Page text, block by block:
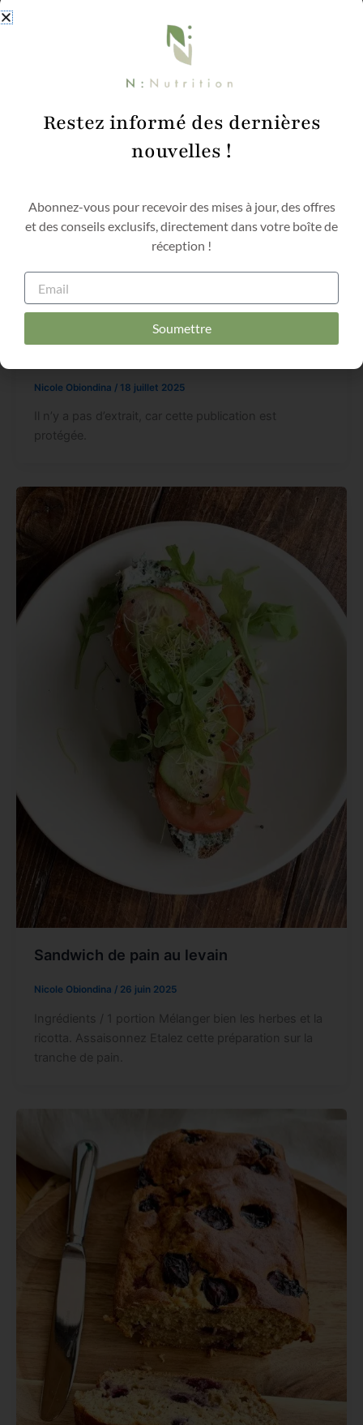
Nicole Obiondina / 18 juillet 2025
Il n’y a pas d’extrait, car cette publication est
protégée.
Sandwich de pain au levain
Nicole Obiondina / 26 juin 2025
Ingrédients / 1 portion Mélanger bien les herbes et la
ricotta. Assaisonnez Etalez cette préparation sur la
tranche de pain.
Restez informé des dernières
nouvelles !
Abonnez-vous pour recevoir des mises à jour, des offres
et des conseils exclusifs, directement dans votre boîte de
réception !
Email
Soumettre